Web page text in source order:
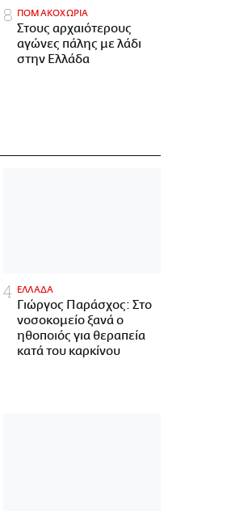
ΠΟΜΑΚΟΧΩΡΙΑ
Στους αρχαιότερους
αγώνες πάλης με λάδι
στην Ελλάδα
ΕΛΛΑΔΑ
Γιώργος Παράσχος: Στο
νοσοκομείο ξανά ο
ηθοποιός για θεραπεία
κατά του καρκίνου